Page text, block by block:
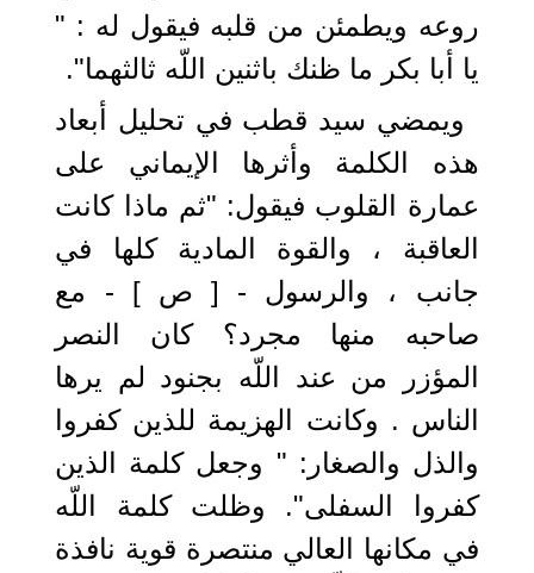
روعه ويطمئن من قلبه فيقول له : "
يا أبا بكر ما ظنك باثنين اللّه ثالثهما".
ويمضي سيد قطب في تحليل أبعاد
هذه الكلمة وأثرها الإيماني على
عمارة القلوب فيقول: "ثم ماذا كانت
العاقبة ، والقوة المادية كلها في
جانب ، والرسول - [ ص ] - مع
صاحبه منها مجرد؟ كان النصر
المؤزر من عند اللّه بجنود لم يرها
الناس . وكانت الهزيمة للذين كفروا
والذل والصغار: " وجعل كلمة الذين
كفروا السفلى". وظلت كلمة اللّه
في مكانها العالي منتصرة قوية نافذة